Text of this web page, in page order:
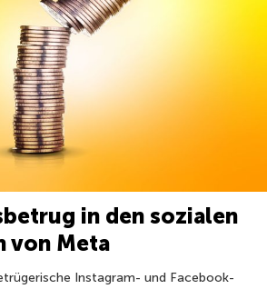
in den sozialen
von Meta
Instagram- und Facebook-